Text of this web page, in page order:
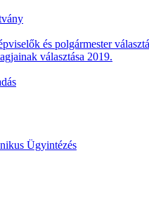
és polgármester
választása 2019.
Ügyintézés